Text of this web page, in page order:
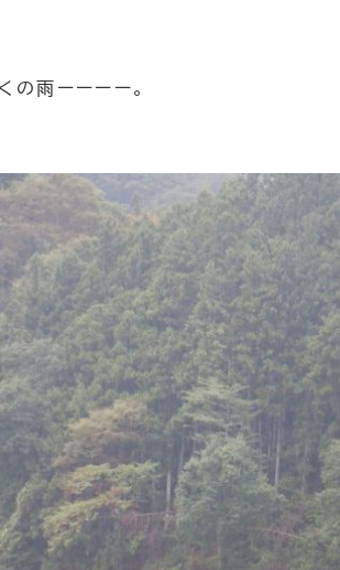
の雨ーーーー。